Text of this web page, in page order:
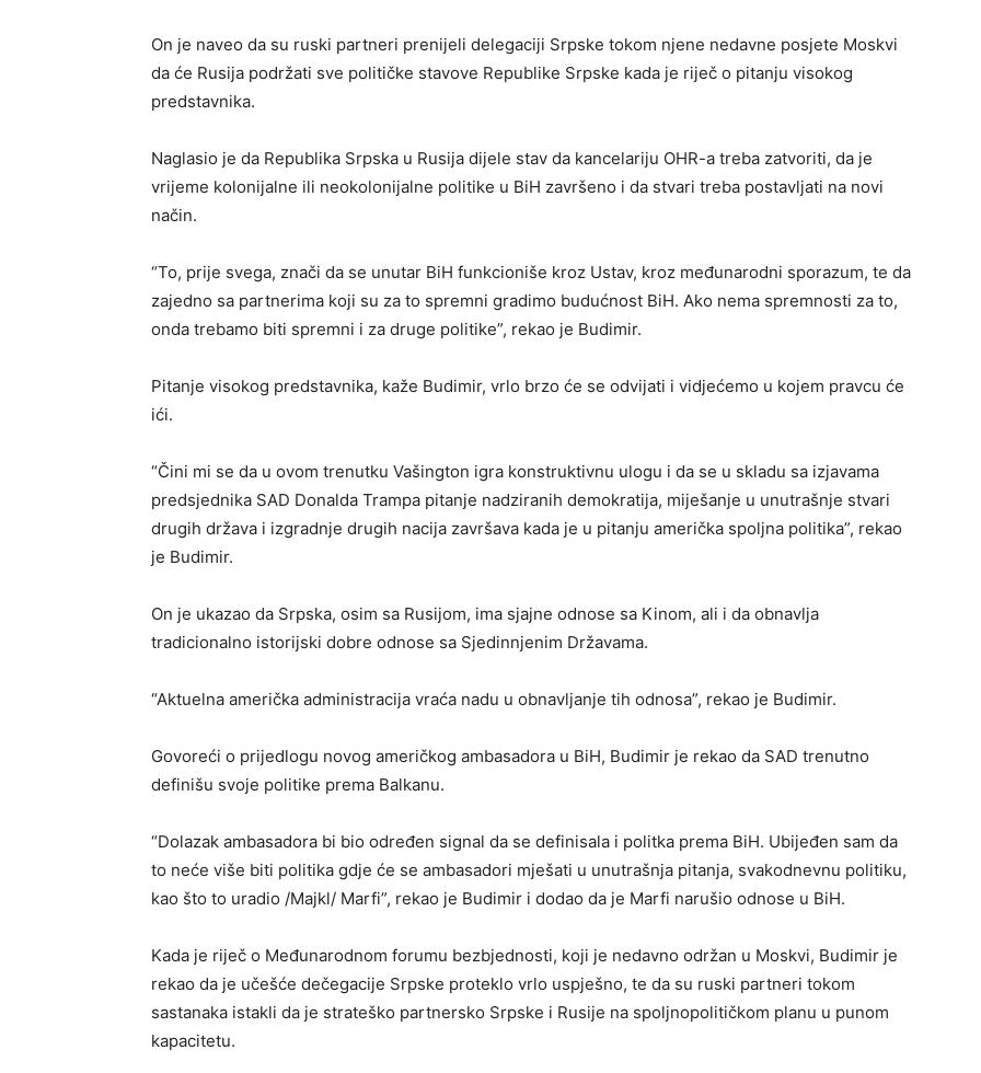
On je naveo da su ruski partneri prenijeli delegaciji Srpske tokom njene nedavne posjete Moskvi
da će Rusija podržati sve političke stavove Republike Srpske kada je riječ o pitanju visokog
predstavnika.
Naglasio je da Republika Srpska u Rusija dijele stav da kancelariju OHR-a treba zatvoriti, da je
vrijeme kolonijalne ili neokolonijalne politike u BiH završeno i da stvari treba postavljati na novi
način.
“To, prije svega, znači da se unutar BiH funkcioniše kroz Ustav, kroz međunarodni sporazum, te da
zajedno sa partnerima koji su za to spremni gradimo budućnost BiH. Ako nema spremnosti za to,
onda trebamo biti spremni i za druge politike”, rekao je Budimir.
Pitanje visokog predstavnika, kaže Budimir, vrlo brzo će se odvijati i vidjećemo u kojem pravcu će
ići.
“Čini mi se da u ovom trenutku Vašington igra konstruktivnu ulogu i da se u skladu sa izjavama
predsjednika SAD Donalda Trampa pitanje nadziranih demokratija, miješanje u unutrašnje stvari
drugih država i izgradnje drugih nacija završava kada je u pitanju američka spoljna politika”, rekao
je Budimir.
On je ukazao da Srpska, osim sa Rusijom, ima sjajne odnose sa Kinom, ali i da obnavlja
tradicionalno istorijski dobre odnose sa Sjedinnjenim Državama.
“Aktuelna američka administracija vraća nadu u obnavljanje tih odnosa”, rekao je Budimir.
Govoreći o prijedlogu novog američkog ambasadora u BiH, Budimir je rekao da SAD trenutno
definišu svoje politike prema Balkanu.
“Dolazak ambasadora bi bio određen signal da se definisala i politka prema BiH. Ubijeđen sam da
to neće više biti politika gdje će se ambasadori mješati u unutrašnja pitanja, svakodnevnu politiku,
kao što to uradio /Majkl/ Marfi”, rekao je Budimir i dodao da je Marfi narušio odnose u BiH.
Kada je riječ o Međunarodnom forumu bezbjednosti, koji je nedavno održan u Moskvi, Budimir je
rekao da je učešće dečegacije Srpske proteklo vrlo uspješno, te da su ruski partneri tokom
sastanaka istakli da je strateško partnersko Srpske i Rusije na spoljnopolitičkom planu u punom
kapacitetu.